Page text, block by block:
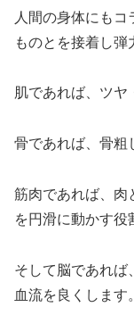
人間の身体にも
ものとを接着し弾
肌であれば、ツヤ
骨であれば、骨粗
筋肉であれば、肉
を円滑に動かす役
そして脳であれば
血流を良くします。